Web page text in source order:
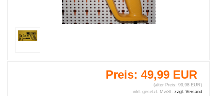
Preis: 49,99 EUR
(alter Preis: 99,98 EUR)
inkl. gesetzl. MwSt. zzgl. Versand